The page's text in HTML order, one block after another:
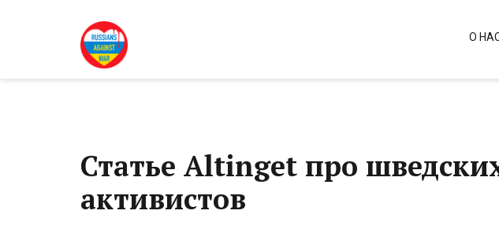
О
Статье Altinget про
активистов